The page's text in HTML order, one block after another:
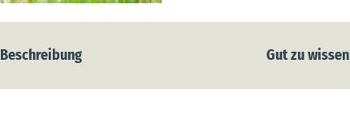
Beschreibung Gut zu wissen